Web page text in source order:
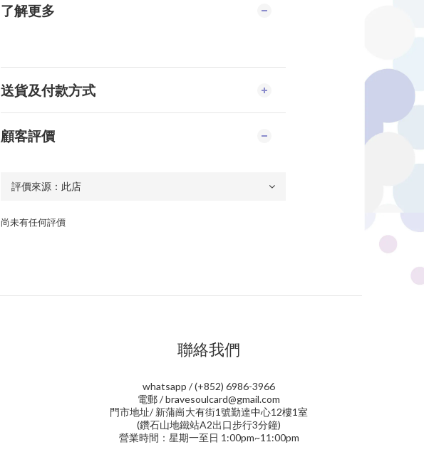
了解更多
送貨及付款方式
顧客評價
尚未有任何評價
聯絡我們
whatsapp / (+852) 6986-3966
電郵 / bravesoulcard@gmail.com
門市地址/ 新蒲崗大有街1號勤達中心12樓1室
(鑽石山地鐵站A2出口步行3分鐘)
營業時間：星期一至日 1:00pm~11:00pm